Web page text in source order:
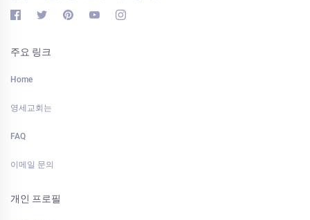
주요 링크
Home
영세교회는
FAQ
이메일 문의
개인 프로필